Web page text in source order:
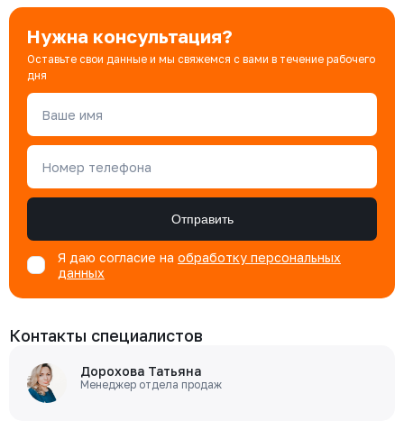
Нужна консультация?
Оставьте свои данные и мы свяжемся с вами в течение рабочего
дня
Ваше имя
Номер телефона
Отправить
Я даю согласие на обработку персональных
данных
Контакты специалистов
Дорохова Татьяна
Менеджер отдела продаж